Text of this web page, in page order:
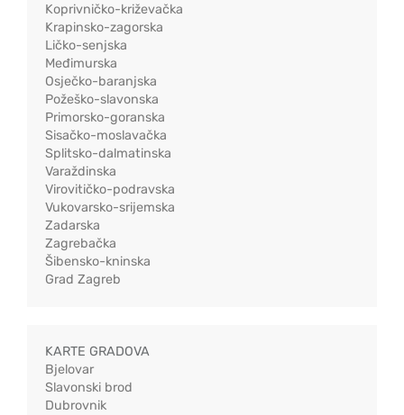
Koprivničko-križevačka
Krapinsko-zagorska
Ličko-senjska
Međimurska
Osječko-baranjska
Požeško-slavonska
Primorsko-goranska
Sisačko-moslavačka
Splitsko-dalmatinska
Varaždinska
Virovitičko-podravska
Vukovarsko-srijemska
Zadarska
Zagrebačka
Šibensko-kninska
Grad Zagreb
KARTE GRADOVA
Bjelovar
Slavonski brod
Dubrovnik